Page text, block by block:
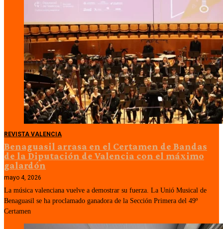
REVISTA VALENCIA
Benaguasil arrasa en el Certamen de Bandas
de la Diputación de Valencia con el máximo
galardón
mayo 4, 2026
La música valenciana vuelve a demostrar su fuerza. La Unió Musical de
Benaguasil se ha proclamado ganadora de la Sección Primera del 49º
Certamen